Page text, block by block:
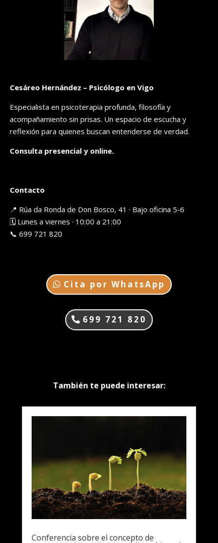
Cesáreo Hernández – Psicólogo en Vigo
Especialista en psicoterapia profunda, filosofía y
acompañamiento sin prisas. Un espacio de escucha y
reflexión para quienes buscan entenderse de verdad.
Consulta presencial y online.
Contacto
📍 Rúa da Ronda de Don Bosco, 41 · Bajo oficina 5-6
🗓️ Lunes a viernes · 10:00 a 21:00
📞 699 721 820
Cita por WhatsApp
699 721 820
También te puede interesar:
Conferencia sobre el concepto de